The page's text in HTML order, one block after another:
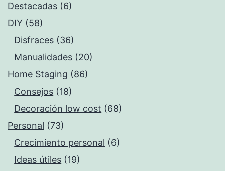
Destacadas (6)
DIY (58)
Disfraces (36)
Manualidades (20)
Home Staging (86)
Consejos (18)
Decoración low cost (68)
Personal (73)
Crecimiento personal (6)
Ideas útiles (19)